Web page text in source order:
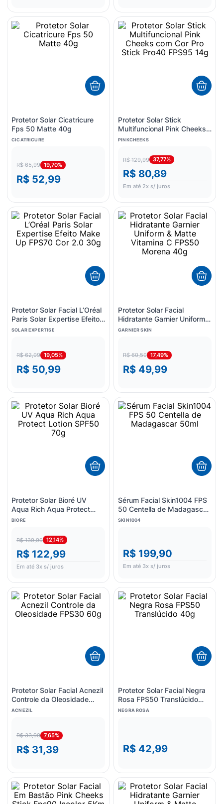
Protetor Solar Cicatricure
Fps 50 Matte 40g
CICATRICURE
R$ 65,99 19,70%
R$ 52,99
Protetor Solar Stick
Multifuncional Pink Cheeks
com Cor Pro Stick Pro40
PINKCHEEKS
R$ 129,99 37,77%
R$ 80,89
Em até 2x s/ juros
Protetor Solar Facial L’Oréal
Paris Solar Expertise Efeito
Make Up FPS70 Cor 2.0
SOLAR EXPERTISE
R$ 62,99 19,05%
R$ 50,99
Protetor Solar Facial
Hidratante Garnier Uniform &
Matte Vitamina C FPS50
GARNIER SKIN
R$ 60,59 17,49%
R$ 49,99
Protetor Solar Bioré UV
Aqua Rich Aqua Protect
Lotion SPF50 70g
BIORE
R$ 139,99 12,14%
R$ 122,99
Em até 3x s/ juros
Sérum Facial Skin1004 FPS
50 Centella de Madagascar
50ml
SKIN1004
R$ 199,90
Em até 3x s/ juros
Protetor Solar Facial Acnezil
Controle da Oleosidade
FPS30 60g
ACNEZIL
R$ 33,99 7,65%
R$ 31,39
Protetor Solar Facial Negra
Rosa FPS50 Translúcido
40g
NEGRA ROSA
R$ 42,99